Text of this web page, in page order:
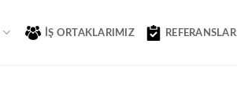
İŞ ORTAKLARIMIZ REFERANSLAR